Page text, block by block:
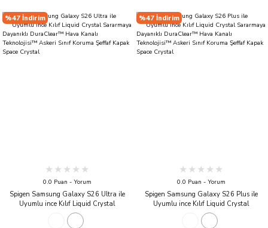
%47 İndirim
0.0 Puan - Yorum
Spigen Samsung Galaxy S26 Ultra ile
Uyumlu ince Kılıf Liquid Crystal
Sararmaya Dayanıklı DuraClear™ Hava
Kanalı Teknolojisi™ Askeri Sınıf Koruma
%47 İndirim
0.0 Puan - Yorum
Spigen Samsung Galaxy S26 Plus ile
Uyumlu ince Kılıf Liquid Crystal
Sararmaya Dayanıklı DuraClear™ Hava
Kanalı Teknolojisi™ Askeri Sınıf Koruma